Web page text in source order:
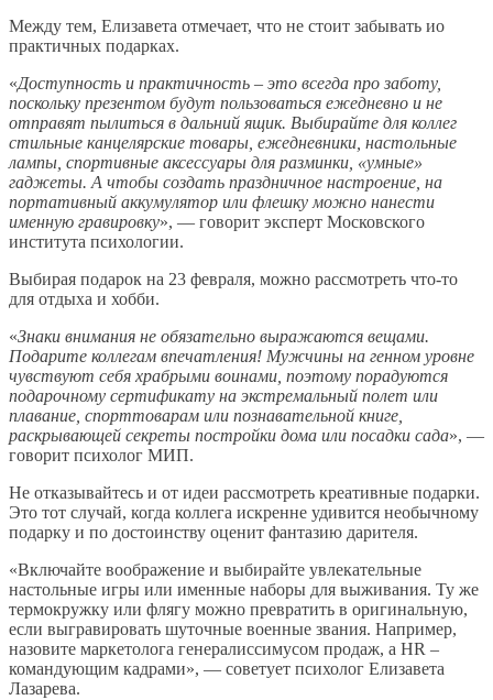
Между тем, Елизавета отмечает, что не стоит забывать ио
практичных подарках.
«Доступность и практичность – это всегда про заботу,
поскольку презентом будут пользоваться ежедневно и не
отправят пылиться в дальний ящик. Выбирайте для коллег
стильные канцелярские товары, ежедневники, настольные
лампы, спортивные аксессуары для разминки, «умные»
гаджеты. А чтобы создать праздничное настроение, на
портативный аккумулятор или флешку можно нанести
именную гравировку», — говорит эксперт Московского
института психологии.
Выбирая подарок на 23 февраля, можно рассмотреть что-то
для отдыха и хобби.
«Знаки внимания не обязательно выражаются вещами.
Подарите коллегам впечатления! Мужчины на генном уровне
чувствуют себя храбрыми воинами, поэтому порадуются
подарочному сертификату на экстремальный полет или
плавание, спорттоварам или познавательной книге,
раскрывающей секреты постройки дома или посадки сада», —
говорит психолог МИП.
Не отказывайтесь и от идеи рассмотреть креативные подарки.
Это тот случай, когда коллега искренне удивится необычному
подарку и по достоинству оценит фантазию дарителя.
«Включайте воображение и выбирайте увлекательные
настольные игры или именные наборы для выживания. Ту же
термокружку или флягу можно превратить в оригинальную,
если выгравировать шуточные военные звания. Например,
назовите маркетолога генералиссимусом продаж, а HR –
командующим кадрами», — советует психолог Елизавета
Лазарева.